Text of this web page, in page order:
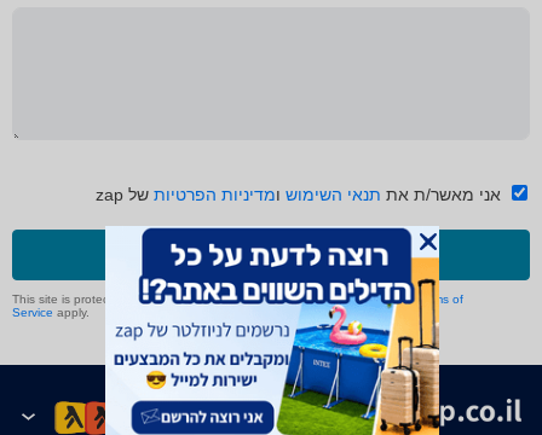
אני מאשר/ת את תנאי השימוש ומדיניות הפרטיות של zap
שליחה
This site is protected by reCAPTCHA and the GooglePrivacy Policyand Terms of
Service apply.